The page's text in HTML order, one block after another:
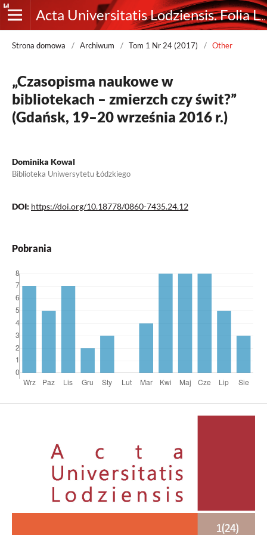
Acta Universitatis Lodziensis. Folia Librorum
Strona domowa / Archiwum / Tom 1 Nr 24 (2017) / Other
„Czasopisma naukowe w
bibliotekach – zmierzch czy świt?”
(Gdańsk, 19–20 września 2016 r.)
Dominika Kowal
Biblioteka Uniwersytetu Łódzkiego
DOI: https://doi.org/10.18778/0860-7435.24.12
Pobrania